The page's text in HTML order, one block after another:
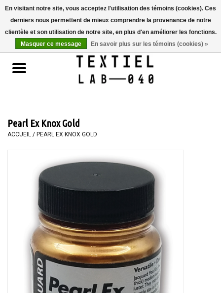
Accueil
LIVRES
PEINTURE
WORKSHOPS
SPECIALS
Pearl Ex Knox Gold
ACCUEIL / PEARL EX KNOX GOLD
En visitant notre site, vous acceptez l'utilisation des témoins (cookies). Ces
derniers nous permettent de mieux comprendre la provenance de notre
clientèle et son utilisation de notre site, en plus d'en améliorer les fonctions.
Masquer ce message
En savoir plus sur les témoins (cookies) »